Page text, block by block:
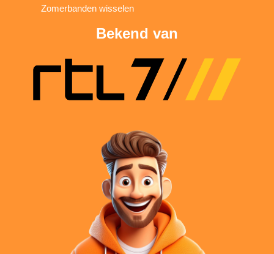
Zomerbanden wisselen
Bekend van